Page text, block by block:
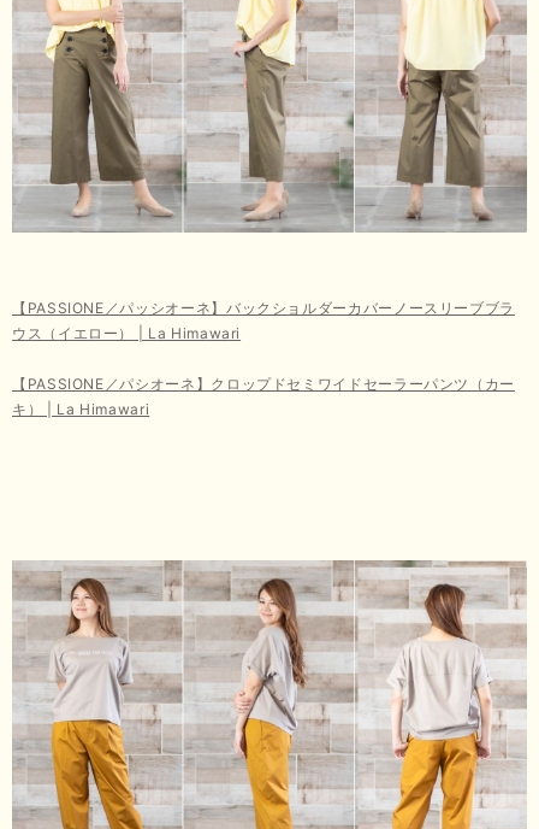
【PASSIONE／パッシオーネ】バックショルダーカバーノースリーブブラ
ウス（イエロー） | La Himawari
【PASSIONE／パシオーネ】クロップドセミワイドセーラーパンツ（カー
キ） | La Himawari